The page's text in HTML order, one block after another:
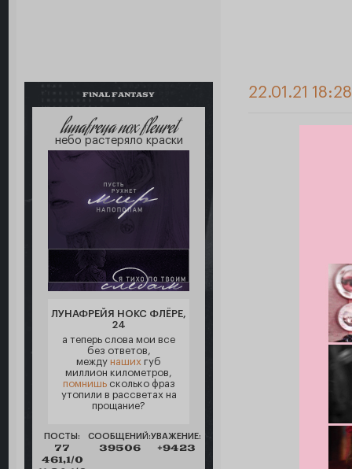
FINAL FANTASY
lunafreya nox fleuret
небо растеряло краски
ЛУНАФРЕЙЯ НОКС ФЛЁРЕ,
24
а теперь слова мои все
без ответов,
между наших губ
миллион километров,
помнишьсколько фраз
утопили в рассветах на
прощание?
ПОСТЫ:
77
461,1/0
СООБЩЕНИЙ:
39506
УВАЖЕНИЕ:
+9423
22.01.21